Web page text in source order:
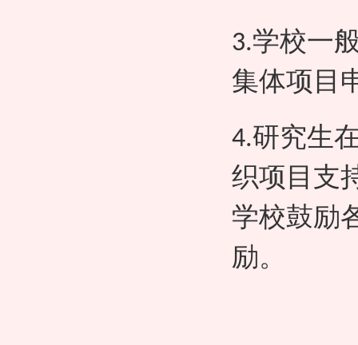
3.学校一
集体项目
4.研究生
织项目支
学校鼓励
励。